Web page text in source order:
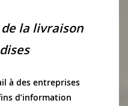
de la livraison
à des entreprises
d’information